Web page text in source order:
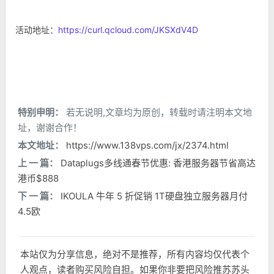
活动地址： https://curl.qcloud.com/JKSXdV4D
特别申明：
若无说明,文章均为原创，转载时请注明本文地
址，谢谢合作！
本文地址：
https://www.138vps.com/jx/2374.html
上 一 篇：
Dataplugs多线通春节优惠: 香港服务器节省高达
港币$888
下 一 篇：
IKOULA 牛年 5 折促销 1T硬盘独立服务器月付
4.5欧
本站仅为分享信息，绝对不是推荐，所有内容均仅代表个
人观点，读者购买风险自担。如果你非要把风险推苏苏头